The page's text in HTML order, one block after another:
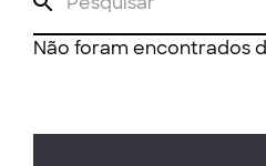
Não foram encontrados